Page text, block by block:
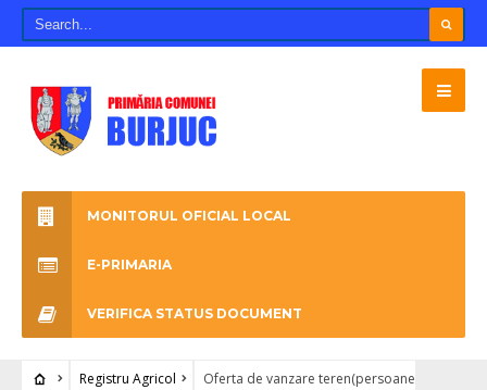
MONITORUL OFICIAL LOCAL
E-PRIMARIA
VERIFICA STATUS DOCUMENT
Registru Agricol
Oferta de vanzare teren(persoane